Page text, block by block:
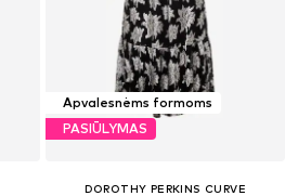
Apvalesnėms formoms
PASIŪLYMAS
DOROTHY PERKINS CURVE